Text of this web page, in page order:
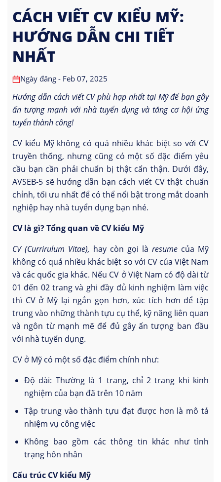
CÁCH VIẾT CV KIỂU MỸ:
HƯỚNG DẪN CHI TIẾT
NHẤT
Ngày đăng - Feb 07, 2025
Hướng dẫn cách viết CV phù hợp nhất tại Mỹ để bạn gây
ấn tượng mạnh với nhà tuyển dụng và tăng cơ hội ứng
tuyển thành công!
CV kiểu Mỹ không có quá nhiều khác biệt so với CV
truyền thống, nhưng cũng có một số đặc điểm yêu
cầu bạn cần phải chuẩn bị thật cẩn thận. Dưới đây,
AVSEB-5 sẽ hướng dẫn bạn cách viết CV thật chuẩn
chỉnh, tối ưu nhất để có thể nổi bật trong mắt doanh
nghiệp hay nhà tuyển dụng bạn nhé.
CV là gì? Tổng quan về CV kiểu Mỹ
CV (Currirulum Vitae), hay còn gọi là resume của Mỹ
không có quá nhiều khác biệt so với CV của Việt Nam
và các quốc gia khác. Nếu CV ở Việt Nam có độ dài từ
01 đến 02 trang và ghi đầy đủ kinh nghiệm làm việc
thì CV ở Mỹ lại ngắn gọn hơn, xúc tích hơn để tập
trung vào những thành tựu cụ thể, kỹ năng liên quan
và ngôn từ mạnh mẽ để đủ gây ấn tượng ban đầu
với nhà tuyển dụng.
CV ở Mỹ có một số đặc điểm chính như:
Độ dài: Thường là 1 trang, chỉ 2 trang khi kinh
nghiệm của bạn đã trên 10 năm
Tập trung vào thành tựu đạt được hơn là mô tả
nhiệm vụ công việc
Không bao gồm các thông tin khác như tình
trạng hôn nhân
Cấu trúc CV kiểu Mỹ